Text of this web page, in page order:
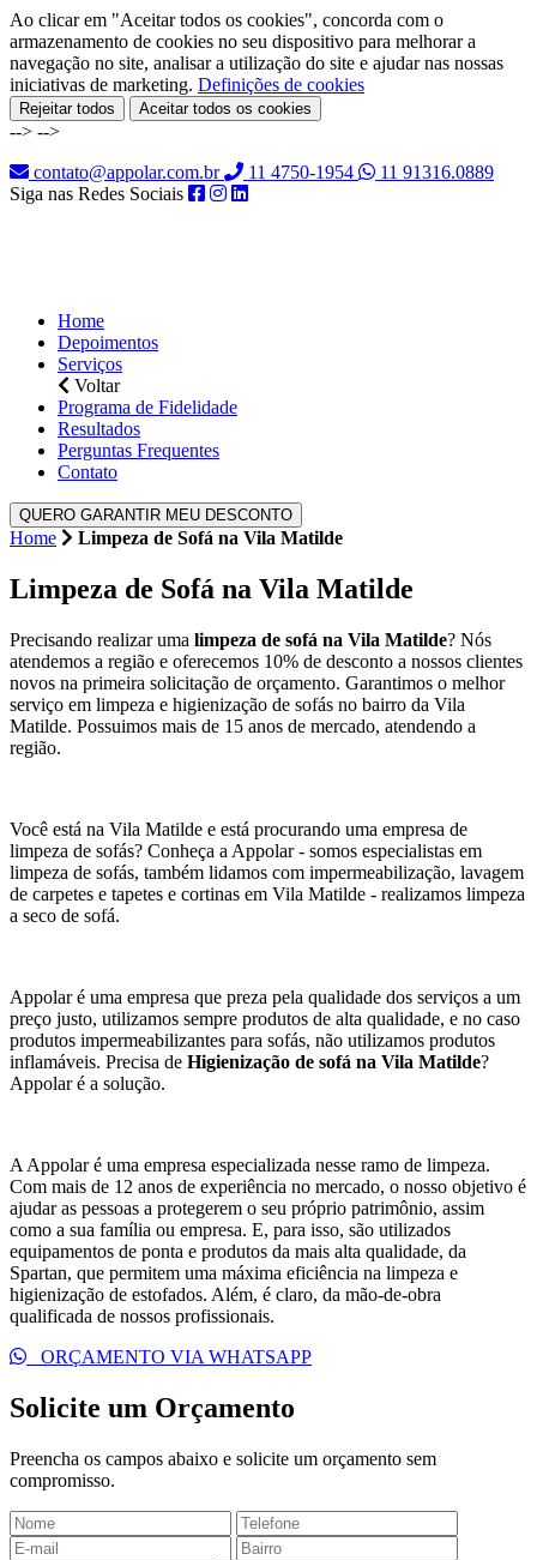
Ao clicar em "Aceitar todos os cookies", concorda com o
armazenamento de cookies no seu dispositivo para melhorar a
navegação no site, analisar a utilização do site e ajudar nas nossas
iniciativas de marketing. Definições de cookies
Rejeitar todos Aceitar todos os cookies
--> -->
contato@appolar.com.br
11 4750-1954
11 91316.0889
Siga nas Redes Sociais
Home
Depoimentos
Serviços
Voltar
Programa de Fidelidade
Resultados
Perguntas Frequentes
Contato
QUERO GARANTIR MEU DESCONTO
Home Limpeza de Sofá na Vila Matilde
Limpeza de Sofá na Vila Matilde
Precisando realizar uma limpeza de sofá na Vila Matilde? Nós
atendemos a região e oferecemos 10% de desconto a nossos clientes
novos na primeira solicitação de orçamento. Garantimos o melhor
serviço em limpeza e higienização de sofás no bairro da Vila
Matilde. Possuimos mais de 15 anos de mercado, atendendo a
região.
Você está na Vila Matilde e está procurando uma empresa de
limpeza de sofás? Conheça a Appolar - somos especialistas em
limpeza de sofás, também lidamos com impermeabilização, lavagem
de carpetes e tapetes e cortinas em Vila Matilde - realizamos limpeza
a seco de sofá.
Appolar é uma empresa que preza pela qualidade dos serviços a um
preço justo, utilizamos sempre produtos de alta qualidade, e no caso
produtos impermeabilizantes para sofás, não utilizamos produtos
inflamáveis. Precisa de Higienização de sofá na Vila Matilde?
Appolar é a solução.
A Appolar é uma empresa especializada nesse ramo de limpeza.
Com mais de 12 anos de experiência no mercado, o nosso objetivo é
ajudar as pessoas a protegerem o seu próprio patrimônio, assim
como a sua família ou empresa. E, para isso, são utilizados
equipamentos de ponta e produtos da mais alta qualidade, da
Spartan, que permitem uma máxima eficiência na limpeza e
higienização de estofados. Além, é claro, da mão-de-obra
qualificada de nossos profissionais.
ORÇAMENTO VIA WHATSAPP
Solicite um Orçamento
Preencha os campos abaixo e solicite um orçamento sem
compromisso.